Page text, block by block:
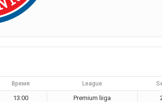
Время League
13:00 Premium liiga